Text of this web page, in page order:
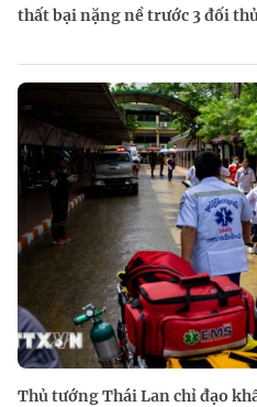
thất bại nặng nề trước 3 đối
Thủ tướng Thái Lan chỉ đạo